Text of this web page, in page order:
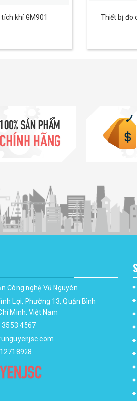
khí GM901
Thiết bị đo
Công nghệ Vũ Nguyên
Lợi, Phường 13, Quận Bình
Minh, Việt Nam
3553 4567